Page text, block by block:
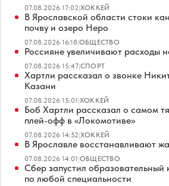
07.08.2026 17:02|ХОККЕЙ
В Ярославской области стоки
почву и озеро Неро
07.08.2026 16:18|ОБЩЕСТВО
Россияне увеличивают расходы
07.08.2026 15:47|СПОРТ
Хартли рассказал о звонке
Казани
07.08.2026 15:01|ХОККЕЙ
Боб Хартли рассказал о самом
плей-офф в «Локомотиве»
07.08.2026 14:52|ХОККЕЙ
В Ярославле восстанавливают
07.08.2026 14:01|ОБЩЕСТВО
Сбер запустил образовательный
по любой специальности